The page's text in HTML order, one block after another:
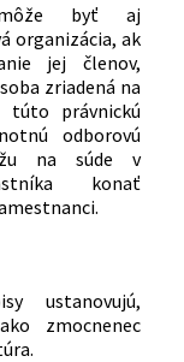
môže byť aj
organizácia, ak
jej členov,
zriadená na
túto právnickú
odborovú
na súde v
konať
ustanovujú,
zmocnenec